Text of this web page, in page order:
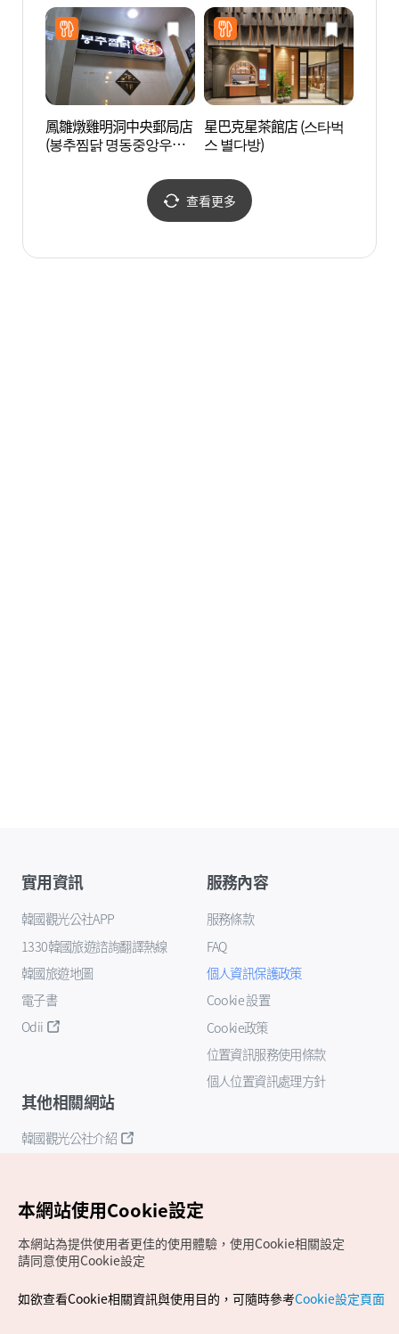
鳳雛燉雞明洞中央郵局店
(봉추찜닭 명동중앙우체
星巴克星茶館店 (스타벅
스 별다방)
查看更多
實用資訊
韓國觀光公社APP
1330韓國旅遊諮詢翻譯熱線
韓國旅遊地圖
電子書
Odii
服務內容
服務條款
FAQ
個人資訊保護政策
Cookie 設置
Cookie政策
位置資訊服務使用條款
個人位置資訊處理方針
其他相關網站
韓國觀光公社介紹
Copyrights (c) 韓國觀光公社版權所有
本網站使用Cookie設定
本網站為提供使用者更佳的使用體驗，使用Cookie相關設定
請同意使用Cookie設定
如欲查看Cookie相關資訊與使用目的，可隨時參考Cookie設定頁面